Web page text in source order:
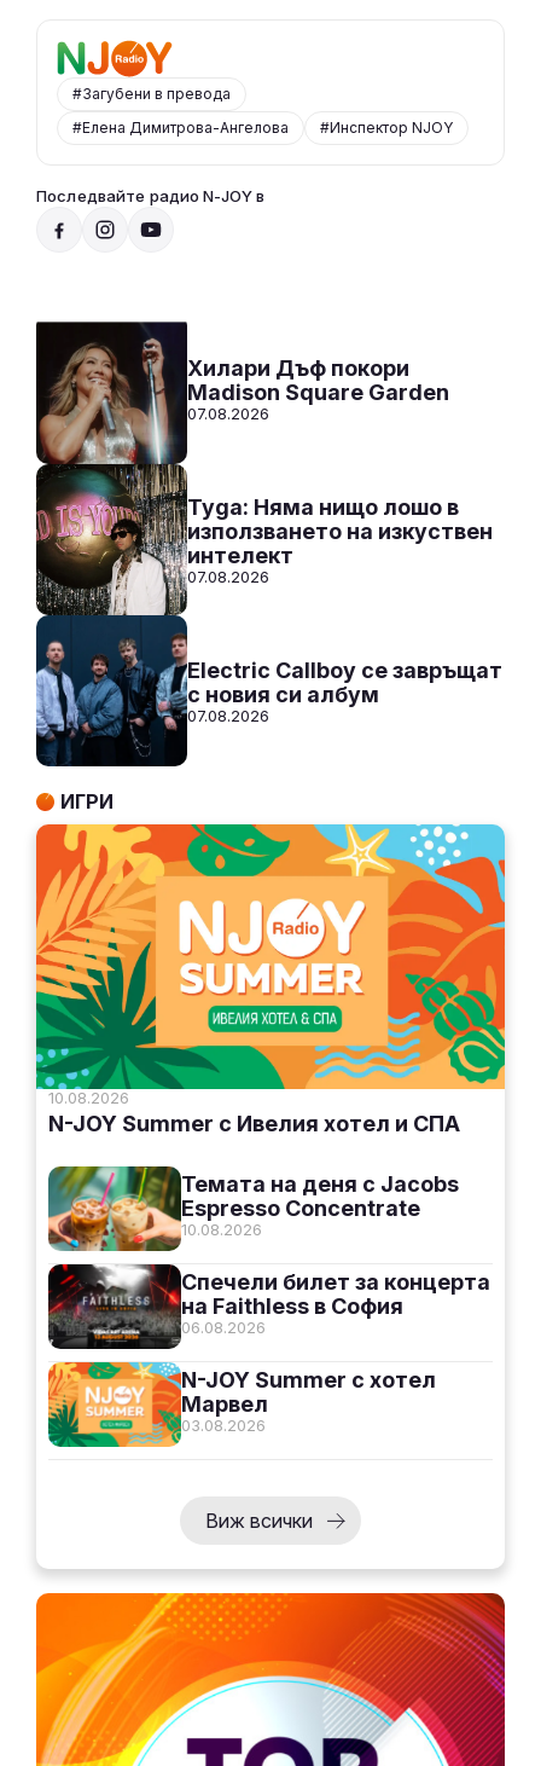
#Загубени в превода
#Елена Димитрова-Ангелова
#Инспектор NJOY
Последвайте радио N-JOY в
СЛУШАЙ
07:00 - 10:00
Хилари Дъф покори
Madison Square Garden
07.08.2026
Tyga: Няма нищо лошо в
използването на изкуствен
интелект
07.08.2026
Electric Callboy се завръщат
с новия си албум
07.08.2026
ИГРИ
10.08.2026
N-JOY Summer с Ивелия хотел и СПА
10.08.2026
Темата на деня с Jacobs
Espresso Concentrate
06.08.2026
Спечели билет за концерта
на Faithless в София
03.08.2026
N-JOY Summer с хотел
Марвел
Виж всички